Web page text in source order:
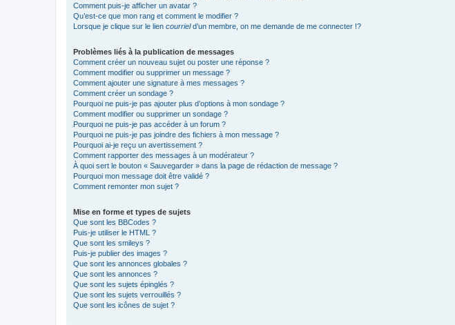
Comment puis-je afficher un avatar ?
Qu’est-ce que mon rang et comment le modifier ?
Lorsque je clique sur le lien courrield’un membre, on me demande de me connecter !?
Problèmes liés à la publication de messages
Comment créer un nouveau sujet ou poster une réponse ?
Comment modifier ou supprimer un message ?
Comment ajouter une signature à mes messages ?
Comment créer un sondage ?
Pourquoi ne puis-je pas ajouter plus d’options à mon sondage ?
Comment modifier ou supprimer un sondage ?
Pourquoi ne puis-je pas accéder à un forum ?
Pourquoi ne puis-je pas joindre des fichiers à mon message ?
Pourquoi ai-je reçu un avertissement ?
Comment rapporter des messages à un modérateur ?
À quoi sert le bouton « Sauvegarder » dans la page de rédaction de message ?
Pourquoi mon message doit être validé ?
Comment remonter mon sujet ?
Mise en forme et types de sujets
Que sont les BBCodes ?
Puis-je utiliser le HTML ?
Que sont les smileys ?
Puis-je publier des images ?
Que sont les annonces globales ?
Que sont les annonces ?
Que sont les sujets épinglés ?
Que sont les sujets verrouillés ?
Que sont les icônes de sujet ?